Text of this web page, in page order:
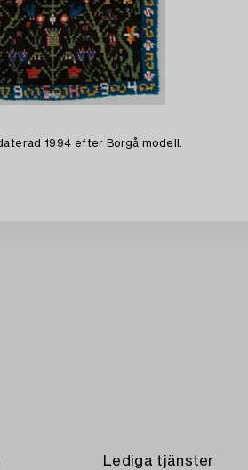
1994 efter Borgå modell.
Lediga tjänster